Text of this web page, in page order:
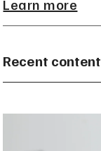
Learn more
Recent content